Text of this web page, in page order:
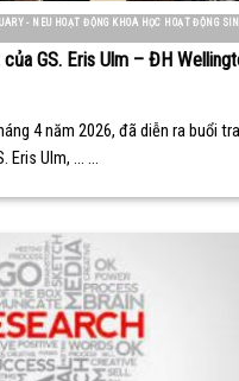
- NEU HOẠT ĐỘNG KHOA HỌC HOẠT ĐỘNG
GS. Eris Ulm – ĐH
4 năm 2026, đã diễn ra buổi
Eris Ulm, ... ...